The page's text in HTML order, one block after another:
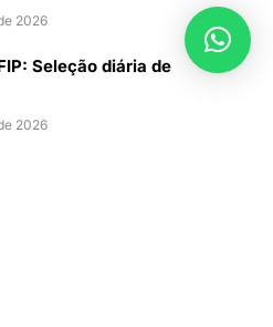
2026
Seleção diária de
2026